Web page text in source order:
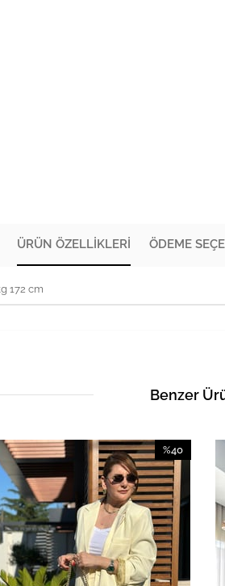
ÜRÜN ÖZELLIKLERI ÖDEME
172 cm
Benzer
%40
İndirim
%40İndirim